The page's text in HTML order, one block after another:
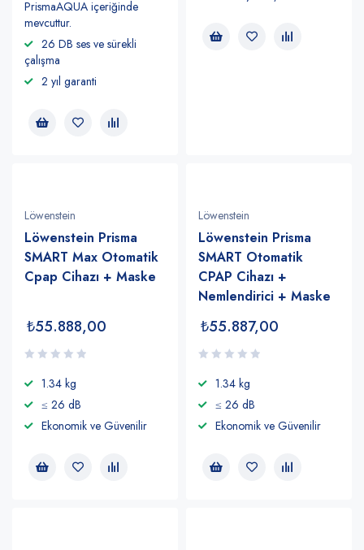
PrismaAQUA içeriğinde
mevcuttur.
26 DB ses ve sürekli
çalışma
2 yıl garanti
Löwenstein
Löwenstein Prisma
SMART Max Otomatik
Cpap Cihazı + Maske
₺55.888,00
1.34 kg
≤ 26 dB
Ekonomik ve Güvenilir
Löwenstein
Löwenstein Prisma
SMART Otomatik
CPAP Cihazı +
Nemlendirici + Maske
₺55.887,00
1.34 kg
≤ 26 dB
Ekonomik ve Güvenilir